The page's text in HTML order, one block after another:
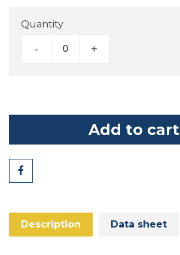
Quantity
- +
Add to cart
Share
Description Data sheet